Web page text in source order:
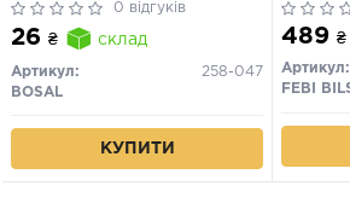
Antara/Suzuki/Nissan/Honda/Mazda
0 відгуків
26 ₴ склад
Артикул:
258-047
BOSAL
КУПИТИ
489 ₴
Артикул: